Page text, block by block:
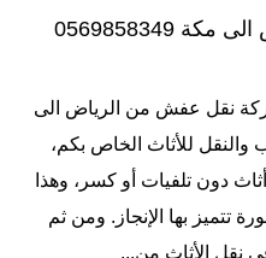
شركة نقل عفش من الرياض الى مكة 0569858349
نقل عفش من الرياض الى
للأثاث الخاص بكم،
دون تلفيات أو كسر، وهذا
تتميز بها الإنجاز. ومن ثم
نقل الأثاث من...